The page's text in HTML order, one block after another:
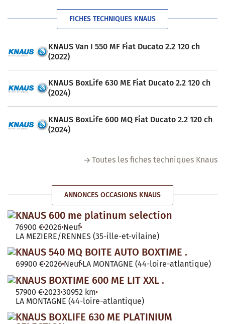
FICHES TECHNIQUES KNAUS
KNAUS Van I 550 MF Fiat Ducato 2.2 120 ch
(2022)
KNAUS BoxLife 630 ME Fiat Ducato 2.2 120 ch
(2024)
KNAUS BoxLife 600 MQ Fiat Ducato 2.2 120 ch
(2024)
Toutes les fiches techniques Knaus
ANNONCES OCCASIONS KNAUS
KNAUS 600 me platinum selection
76900 €2026 Neuf
LA MEZIERE/RENNES (35-ille-et-vilaine)
KNAUS 540 MQ BOITE AUTO BOXTIME .
69900 €2026 Neuf LA MONTAGNE (44-loire-atlantique)
KNAUS BOXTIME 600 ME LIT XXL .
57900 €2023 30952 km
LA MONTAGNE (44-loire-atlantique)
KNAUS BOXLIFE 630 ME PLATINIUM